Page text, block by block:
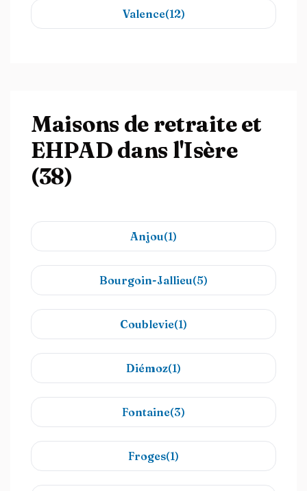
Valence(12)
Maisons de retraite et
EHPAD dans l'Isère
(38)
Anjou(1)
Bourgoin-Jallieu(5)
Coublevie(1)
Diémoz(1)
Fontaine(3)
Froges(1)